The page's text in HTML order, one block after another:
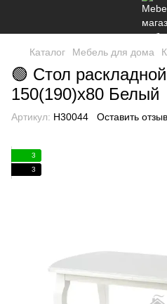
Каталог Мебель для дома
🟢 Стол
150(190)x80 Белый
Артикул: H30044 Оставить отзыв
3
3